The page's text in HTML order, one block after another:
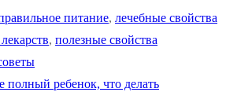
питание, лечебные свойства
, полезные свойства
полный ребенок, что делать